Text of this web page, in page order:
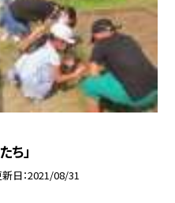
ち」
日 2021/08/31